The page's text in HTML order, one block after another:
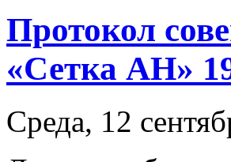
Протокол
«Сетка АН»
Среда, 12